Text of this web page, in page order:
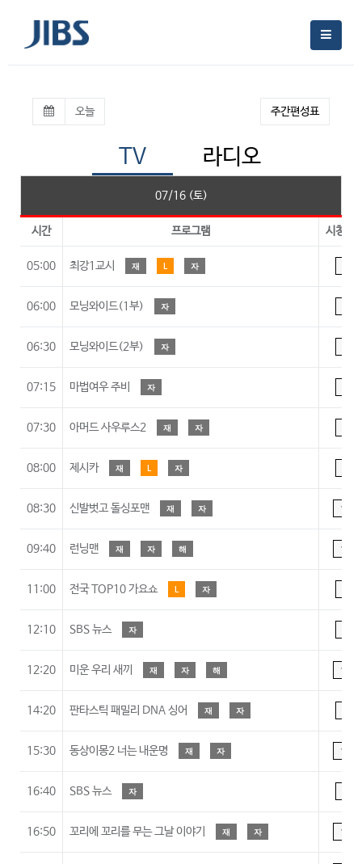
오늘
TV 라디오
주간편성표
07/16 (토)
시간 프로그램 시청등
05:00 최강1교시 재 L 자
06:00 모닝와이드(1부) 자
06:30 모닝와이드(2부) 자
07:15 마법여우 주비 자
07:30 아머드 사우루스2 재 자
08:00 제시카 재 L 자
08:30 신발벗고 돌싱포맨 재 자 15
09:40 런닝맨 재 자 해 15
11:00 전국 TOP10 가요쇼 L 자
12:10 SBS 뉴스 자
12:20 미운 우리 새끼 재 자 해 15
14:20 판타스틱 패밀리 DNA 싱어 재 자
15:30 동상이몽2 너는 내운명 재 자 15
16:40 SBS 뉴스 자
16:50 꼬리에 꼬리를 무는 그날 이야기 재 자 15